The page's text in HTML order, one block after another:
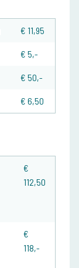
€ 11,95
€ 5,-
€ 50,-
€ 6,50
€
112,50
€
118,-